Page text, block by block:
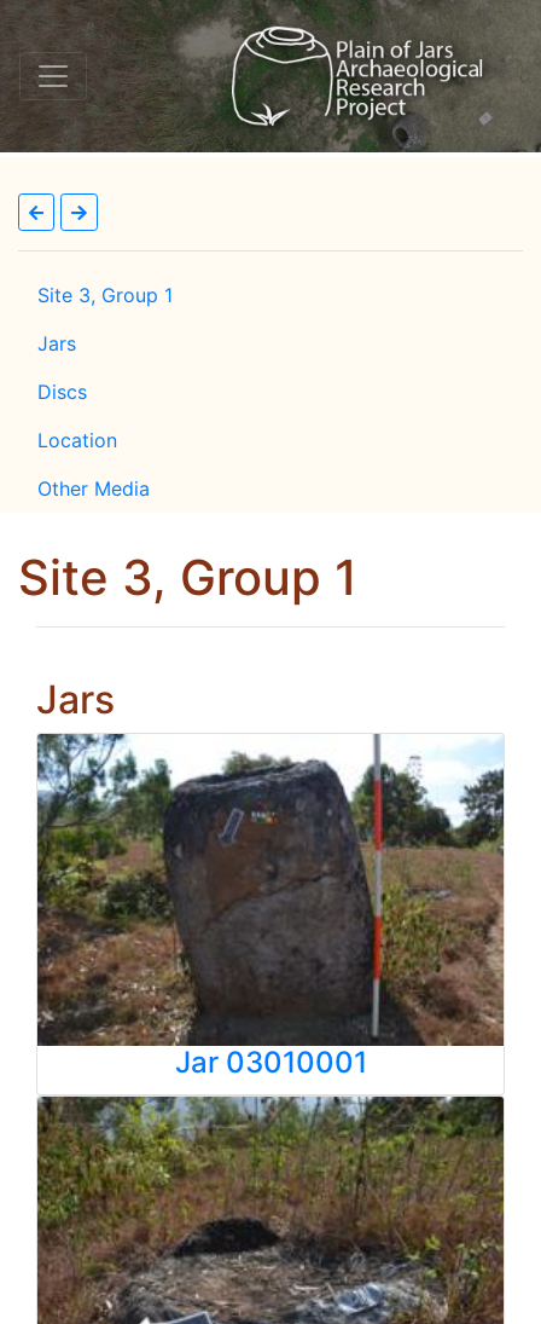
Site 3, Group 1
Jars
Discs
Location
Other Media
Site 3, Group 1
Jars
Jar 03010001